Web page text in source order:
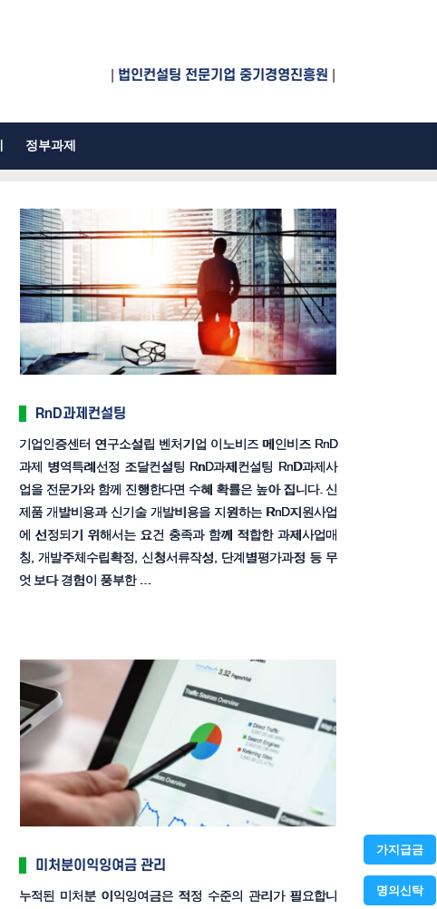
가지급금
명의신탁
법인컨설팅 전문기업 중기경영진흥원
정부과제
RnD과제컨설팅
기업인증센터 연구소설립 벤처기업 이노비즈 메인비즈 RnD
과제 병역특례선정 조달컨설팅 RnD과제컨설팅 RnD과제사
업을 전문가와 함께 진행한다면 수혜 확률은 높아 집니다. 신
제품 개발비용과 신기술 개발비용을 지원하는 RnD지원사업
에 선정되기 위해서는 요건 충족과 함께 적합한 과제사업매
칭, 개발주체수립확정, 신청서류작성, 단계별평가과정 등 무
엇 보다 경험이 풍부한 …
미처분이익잉여금 관리
누적된 미처분 이익잉여금은 적정 수준의 관리가 필요합니